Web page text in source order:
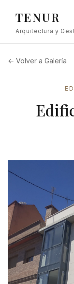
TENUR
Arquitectura y
← Volver a Galería